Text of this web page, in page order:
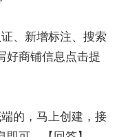
、新增标注、搜索
好商铺信息点击提
的，马上创建，接